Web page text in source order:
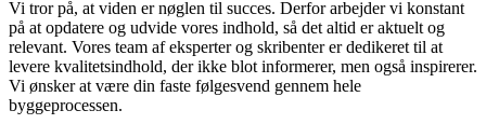
Vi tror på, at viden er nøglen til succes. Derfor arbejder vi konstant
på at opdatere og udvide vores indhold, så det altid er aktuelt og
relevant. Vores team af eksperter og skribenter er dedikeret til at
levere kvalitetsindhold, der ikke blot informerer, men også inspirerer.
Vi ønsker at være din faste følgesvend gennem hele
byggeprocessen.